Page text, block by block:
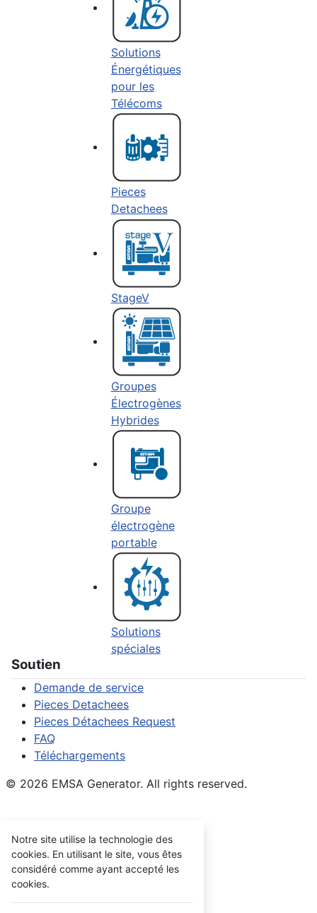
Solutions
Énergétiques
pour les
Télécoms
Pieces
Detachees
StageV
Groupes
Électrogènes
Hybrides
Groupe
électrogène
portable
Solutions
spéciales
Soutien
Demande de service
Pieces Detachees
Pieces Détachees Request
FAQ
Téléchargements
© 2026 EMSA Generator. All rights reserved.
Notre site utilise la technologie des
cookies. En utilisant le site, vous êtes
considéré comme ayant accepté les
cookies.